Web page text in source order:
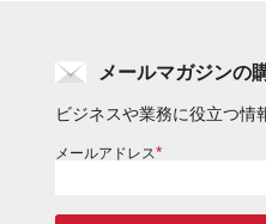
メールマガジンの
ビジネスや業務に役立つ情
メールアドレス*